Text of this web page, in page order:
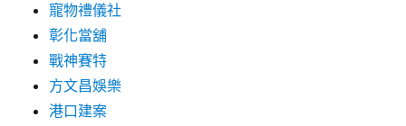
寵物禮儀社
彰化當舖
戰神賽特
方文昌娛樂
港口建案